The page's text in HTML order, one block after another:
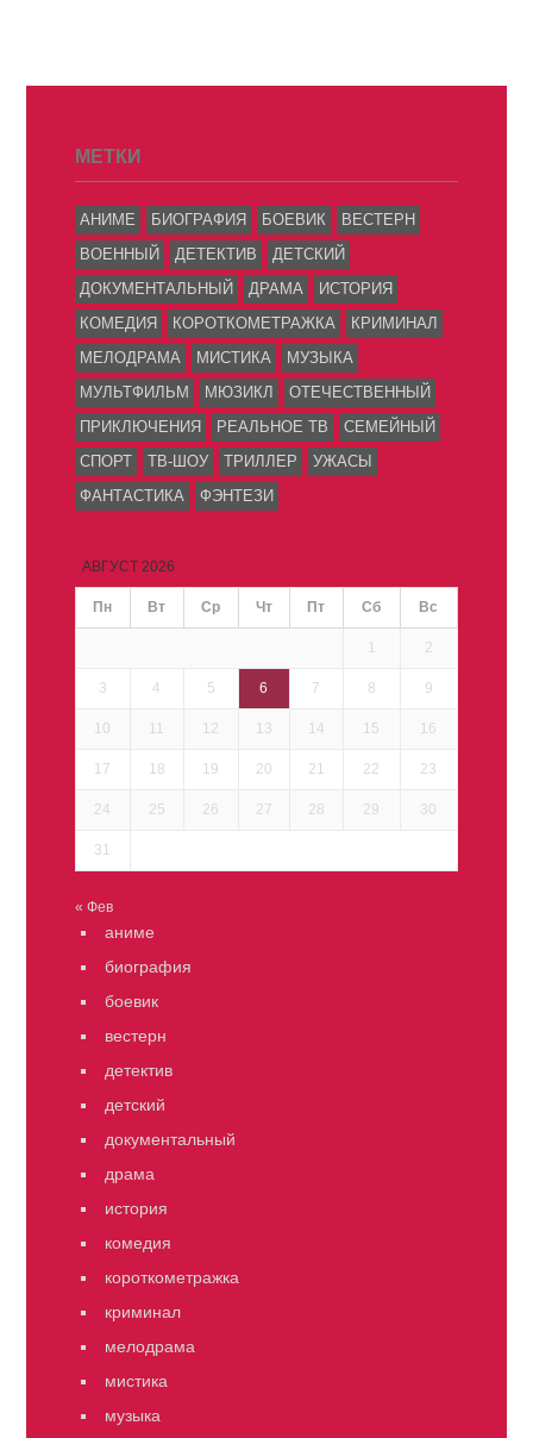
МЕТКИ
АНИМЕ БИОГРАФИЯ БОЕВИК
ВЕСТЕРН
ВОЕННЫЙ
ДЕТЕКТИВ
ДЕТСКИЙ
ДОКУМЕНТАЛЬНЫЙ
ДРАМА
ИСТОРИЯ
КОМЕДИЯ
КОРОТКОМЕТРАЖКА
КРИМИНАЛ
МЕЛОДРАМА
МИСТИКА
МУЗЫКА
МУЛЬТФИЛЬМ
МЮЗИКЛ
ОТЕЧЕСТВЕННЫЙ
ПРИКЛЮЧЕНИЯ
РЕАЛЬНОЕ ТВ
СЕМЕЙНЫЙ
СПОРТ
ТВ-ШОУ ТРИЛЛЕР
УЖАСЫ
ФАНТАСТИКА
ФЭНТЕЗИ
АВГУСТ 2026
Пн Вт Ср Чт Пт Сб Вс
1 2
3 4 5 6 7 8 9
10 11 12 13 14 15 16
17 18 19 20 21 22 23
24 25 26 27 28 29 30
31
« Фев
аниме
биография
боевик
вестерн
детектив
детский
документальный
драма
история
комедия
короткометражка
криминал
мелодрама
мистика
музыка